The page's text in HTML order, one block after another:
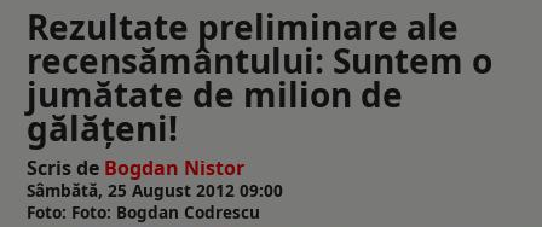
Rezultate preliminare ale
recensământului: Suntem o
jumătate de milion de
gălăţeni!
Scris de Bogdan Nistor
Sâmbătă, 25 August 2012 09:00
Foto: Foto: Bogdan Codrescu